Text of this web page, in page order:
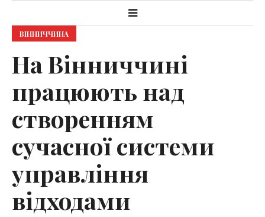
ВІННИЧЧИНА
На Вінниччині
працюють над
створенням
сучасної системи
управління
відходами